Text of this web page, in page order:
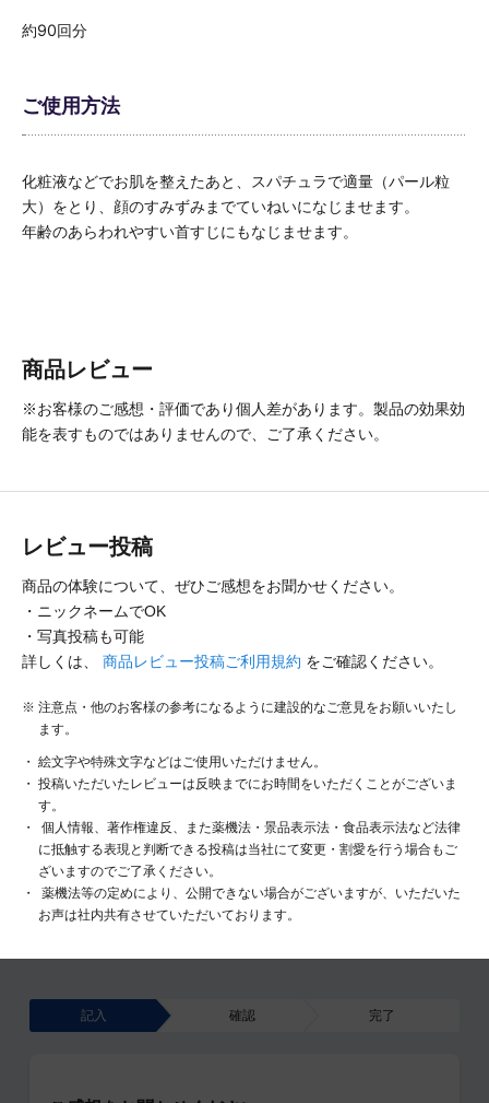
約90回分
ご使用方法
化粧液などでお肌を整えたあと、スパチュラで適量（パール粒
大）をとり、顔のすみずみまでていねいになじませます。
年齢のあらわれやすい首すじにもなじませます。
商品レビュー
※お客様のご感想・評価であり個人差があります。製品の効果効
能を表すものではありませんので、ご了承ください。
レビュー投稿
商品の体験について、ぜひご感想をお聞かせください。
・ニックネームでOK
・写真投稿も可能
詳しくは、 商品レビュー投稿ご利用規約 をご確認ください。
注意点・他のお客様の参考になるように建設的なご意見をお願いいたし
ます。
絵文字や特殊文字などはご使用いただけません。
投稿いただいたレビューは反映までにお時間をいただくことがございま
す。
個人情報、著作権違反、また薬機法・景品表示法・食品表示法など法律
に抵触する表現と判断できる投稿は当社にて変更・割愛を行う場合もご
ざいますのでご了承ください。
薬機法等の定めにより、公開できない場合がございますが、いただいた
お声は社内共有させていただいております。
記入 確認 完了